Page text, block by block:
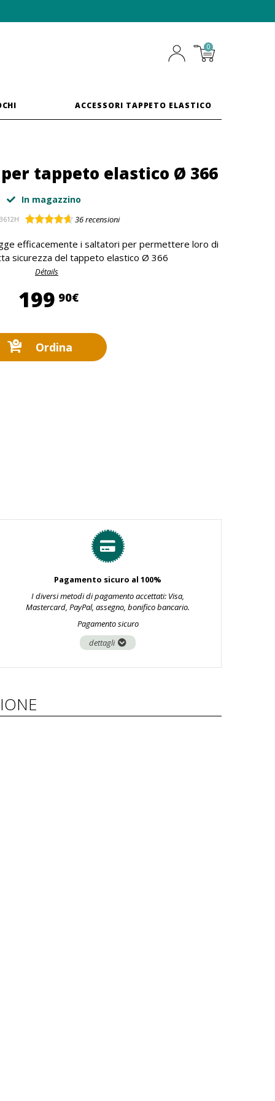
0
ACCESSORI TAPPETO ELASTICO
tappeto elastico Ø 366
In magazzino
36recensioni
efficacemente i saltatori per permettere loro di
sicurezza del tappeto elastico Ø 366
Détails
199 90€199,90 €
Ordina
Pagamento sicuro al 100%
I diversi metodi di pagamento accettati: Visa,
Mastercard, PayPal, assegno, bonifico bancario.
Pagamento sicuro
dettagli